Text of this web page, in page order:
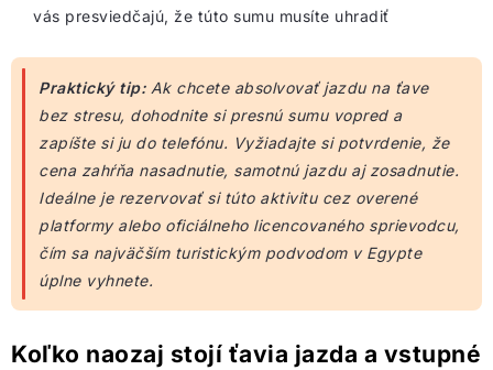
vás presviedčajú, že túto sumu musíte uhradiť
Praktický tip:Ak chcete absolvovať jazdu na ťave
bez stresu, dohodnite si presnú sumu vopred a
zapíšte si ju do telefónu. Vyžiadajte si potvrdenie, že
cena zahŕňa nasadnutie, samotnú jazdu aj zosadnutie.
Ideálne je rezervovať si túto aktivitu cez overené
platformy alebo oficiálneho licencovaného sprievodcu,
čím sa najväčším turistickým podvodom v Egypte
úplne vyhnete.
Koľko naozaj stojí ťavia jazda a vstupné